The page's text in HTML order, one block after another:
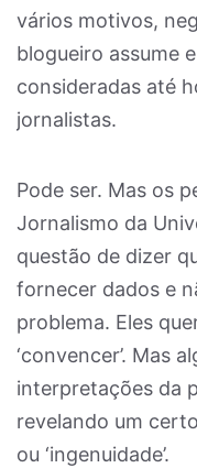
vários motivos,
blogueiro assume
consideradas até
jornalistas.
Pode ser. Mas os
Jornalismo da
questão de dizer
fornecer dados e
problema. Eles
‘convencer’. Mas
interpretações da
revelando um
ou ‘ingenuidade’.